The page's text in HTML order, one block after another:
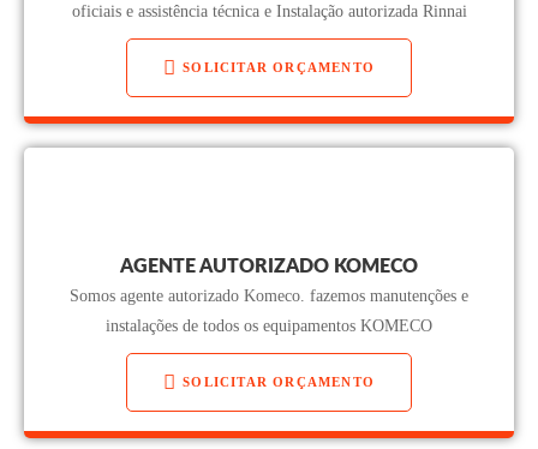
oficiais e assistência técnica e Instalação autorizada Rinnai
SOLICITAR ORÇAMENTO
AGENTE AUTORIZADO KOMECO
Somos agente autorizado Komeco. fazemos manutenções e
instalações de todos os equipamentos KOMECO
SOLICITAR ORÇAMENTO